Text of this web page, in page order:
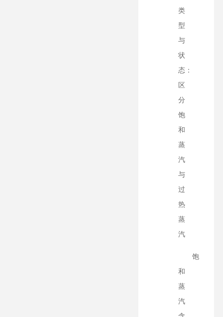
类
型
与
状
态：
区
分
饱
和
蒸
汽
与
过
热
蒸
汽
饱
和
蒸
汽